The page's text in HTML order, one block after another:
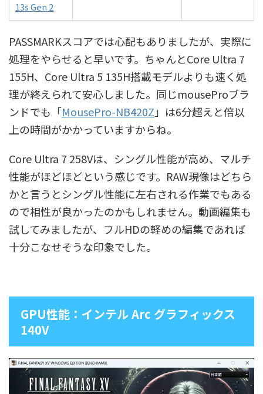
13s Gen 2
PASSMARKスコアでは心配もありましたが、実際に
処理をやらせると早いです。ちゃんとCore Ultra 7
155H、Core Ultra 5 135H搭載モデルよりも速く処
理が終えられて安心しました。同じmouseProブラ
ンドでも「MousePro-NB420Z 」は6分超えと倍以
上の時間がかかっていますからね。
Core Ultra 7 258Vは、シングル性能が高め、マルチ
性能がほどほどという感じです。RAW現像はどちら
かと言うとシングル性能に左右される作業でもある
ので相性が良かったのかもしれません。動画編集も
試してみましたが、フルHDの軽めの編集であれば
十分こなせそうな印象でした。
GPU性能：インテル Arc グラフィックス
140V